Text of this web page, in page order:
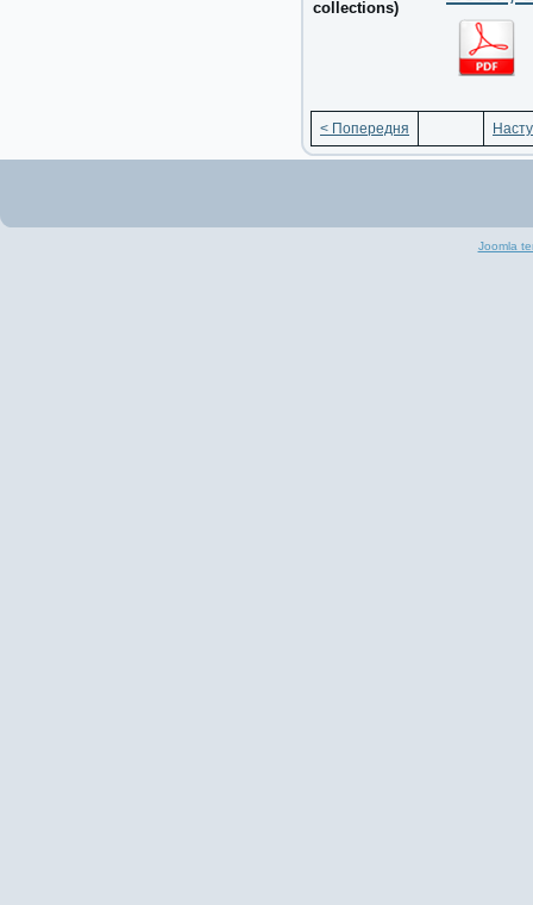
collections)
< Попередня
Joomla